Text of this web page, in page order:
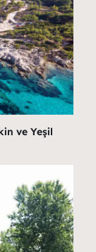
ve Yeşil